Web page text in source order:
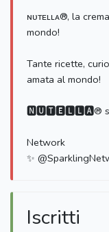
ɴᴜᴛᴇʟʟᴀ®, la
mondo!
Tante ricette,
amata al mondo!
🅽🆄🆃🅴🅻🅻🅰® sei
Network
✨
Iscritti